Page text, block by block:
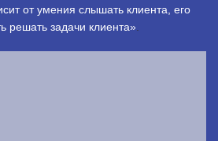
от умения слышать клиента, его
решать задачи клиента».